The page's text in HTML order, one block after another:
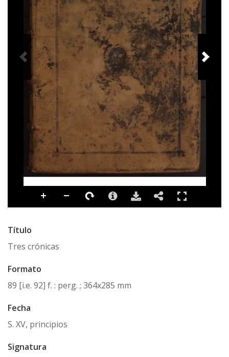
Título
Tres crónicas
Formato
89 [i.e. 92] f. : perg. ; 364x285 mm
Fecha
S. XV, principios
Signatura